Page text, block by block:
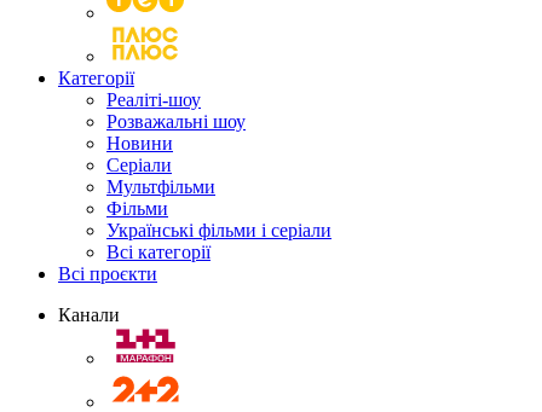
Категорії
Реаліті-шоу
Розважальні шоу
Новини
Серіали
Мультфільми
Фільми
Українські фільми і серіали
Всі категорії
Всі проєкти
Канали